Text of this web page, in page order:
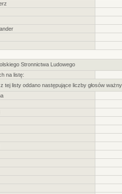
Stronnictwa Ludowego
na listę:
tej listy oddano następujące liczby głosów